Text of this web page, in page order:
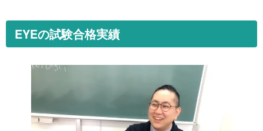
EYEの試験合格実績